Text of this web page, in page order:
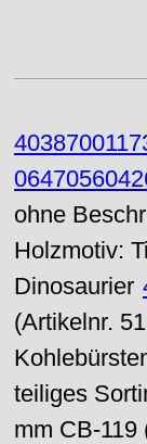
ohne
Holzmotiv:
Dinosaurier
(Artikelnr.
teiliges
mm CB-119